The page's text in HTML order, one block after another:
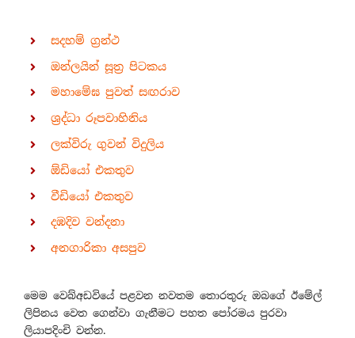
සදහම් ග්‍රන්ථ
ඔන්ලයින් සූත්‍ර පිටකය
මහාමේඝ පුවත් සඟරාව
ශ්‍රද්ධා රූපවාහිනිය
ලක්විරු ගුවන් විදුලිය
ඕඩියෝ එකතුව
වීඩියෝ එකතුව
දඹදිව වන්දනා
අනගාරිකා අසපුව
මෙම වෙබ්අඩවියේ පළවන නවතම තොරතුරු ඔබගේ ඊමේල්
ලිපිනය වෙත ගෙන්වා ගැනීමට පහත පෝරමය පුරවා
ලියාපදිංචි වන්න.